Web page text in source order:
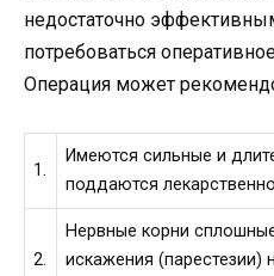
недостаточно
потребоваться
Операция может
1.
Имеются сильные и
поддаются
2.
Нервные корни
искажения (парестезии)